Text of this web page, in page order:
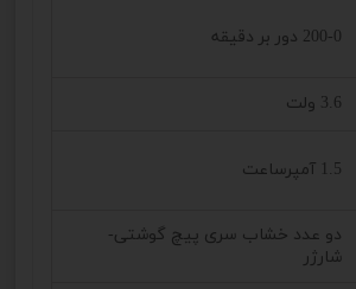
200-0 دور بر دقیقه
3.6 ولت
1.5 آمپرساعت
دو عدد خشاب سری پیچ گوشتی-
شارژر